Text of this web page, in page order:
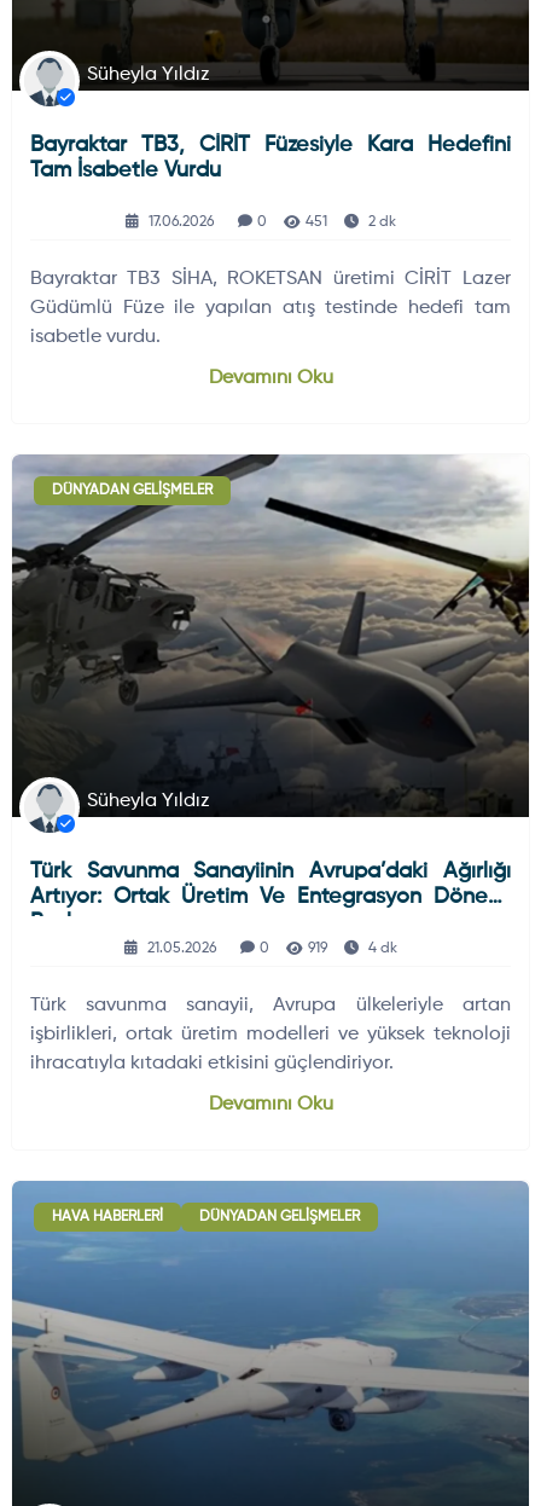
Süheyla Yıldız
Bayraktar TB3, CİRİT Füzesiyle Kara Hedefini
Tam İsabetle Vurdu
17.06.2026 0 451 2 dk
Bayraktar TB3 SİHA, ROKETSAN üretimi CİRİT Lazer
Güdümlü Füze ile yapılan atış testinde hedefi tam
isabetle vurdu.
Devamını Oku
DÜNYADAN GELIŞMELER
Süheyla Yıldız
Türk Savunma Sanayiinin Avrupa’daki Ağırlığı
Artıyor: Ortak Üretim Ve Entegrasyon Dönemi
Başlıyor
21.05.2026 0 919 4 dk
Türk savunma sanayii, Avrupa ülkeleriyle artan
işbirlikleri, ortak üretim modelleri ve yüksek teknoloji
ihracatıyla kıtadaki etkisini güçlendiriyor.
Devamını Oku
HAVA HABERLERI DÜNYADAN GELIŞMELER